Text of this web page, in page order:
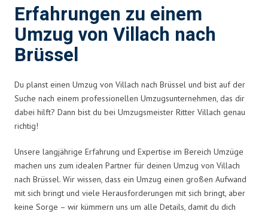
Erfahrungen zu einem
Umzug von Villach nach
Brüssel
Du planst einen Umzug von Villach nach Brüssel und bist auf der
Suche nach einem professionellen Umzugsunternehmen, das dir
dabei hilft? Dann bist du bei Umzugsmeister Ritter Villach genau
richtig!
Unsere langjährige Erfahrung und Expertise im Bereich Umzüge
machen uns zum idealen Partner für deinen Umzug von Villach
nach Brüssel. Wir wissen, dass ein Umzug einen großen Aufwand
mit sich bringt und viele Herausforderungen mit sich bringt, aber
keine Sorge – wir kümmern uns um alle Details, damit du dich